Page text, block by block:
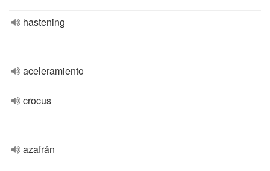
hastening
aceleramiento
crocus
azafrán